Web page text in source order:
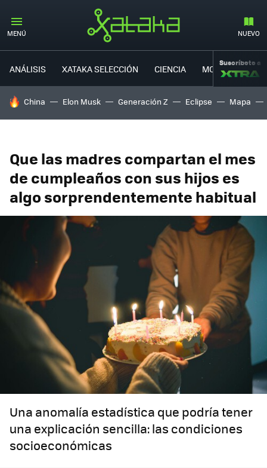
MENÚ NUEVO
ANÁLISIS XATAKA SELECCIÓN CIENCIA MOVILIDAD
Suscríbete a
HOY SE HABLA DE
China Elon Musk Generación Z Eclipse Mapa
Que las madres compartan el mes
de cumpleaños con sus hijos es
algo sorprendentemente habitual
Una anomalía estadística que podría tener
una explicación sencilla: las condiciones
socioeconómicas